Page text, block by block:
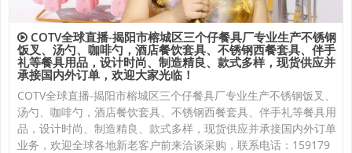
COTV全球直播-揭阳市榕城区三个仔餐具厂专业生产不锈钢
饭叉、汤勺、咖啡勺，酒店餐饮套具、不锈钢西餐套具、伴手
礼等餐具用品，设计时尚、制造精良、款式多样，现货供应并
承接国内外订单，欢迎大家光临！
COTV全球直播-揭阳市榕城区三个仔餐具厂专业生产不锈钢饭叉、
汤勺、咖啡勺，酒店餐饮套具、不锈钢西餐套具、伴手礼等餐具用
品，设计时尚、制造精良、款式多样，现货供应并承接国内外订单
业务，欢迎全球各地新老客户前来洽谈采购，联系电话：159179